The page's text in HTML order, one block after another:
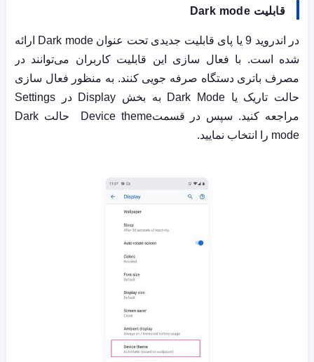
قابلیت Dark mode
در اندروید 9 یا پای قابلیت جدیدی تحت عنوان Dark mode ارائه
شده است. با فعال سازی این قابلیت کاربران می‌توانند در
مصرف باتری دستگاه صرفه جویی کنند. به منظور فعال سازی
حالت تاریک یا Dark Mode به بخش Display در Settings
مراجعه کنید. سپس در قسمتDevice theme حالت Dark
mode را انتخاب نمایید.